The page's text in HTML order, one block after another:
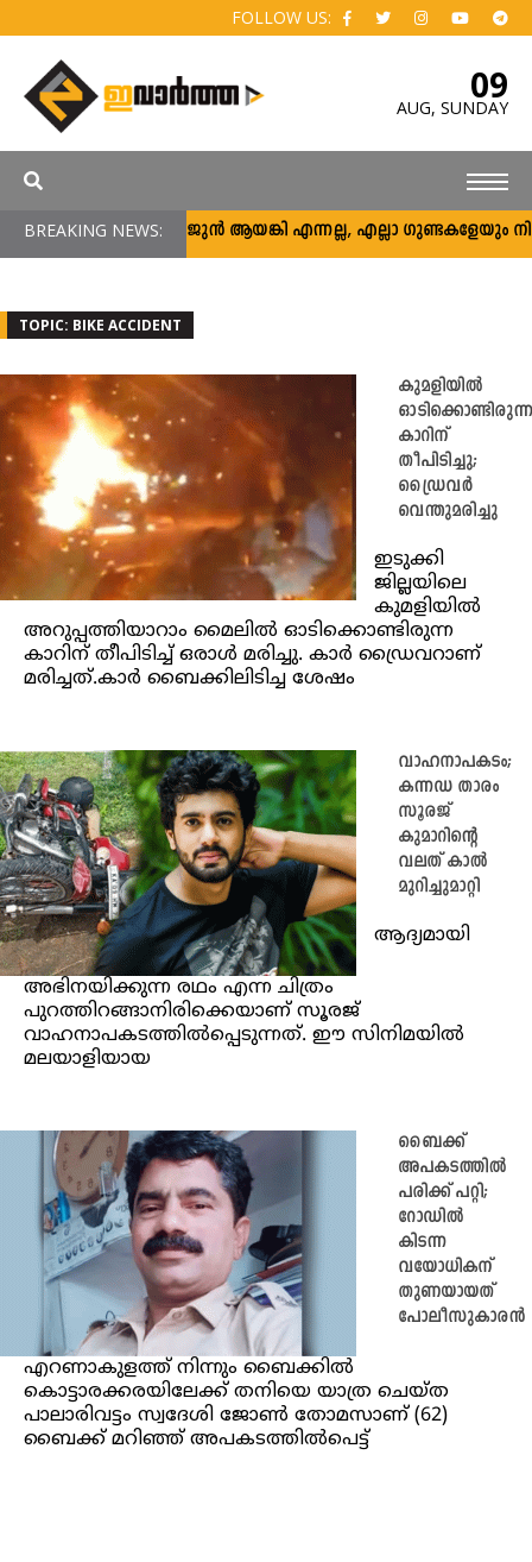
FOLLOW US:
09
AUG, SUNDAY
BREAKING NEWS:അര്‍ജുന്‍ ആയങ്കി എന്നല്ല, എല്ലാ ഗുണ്ടകളേയും
TOPIC: BIKE ACCIDENT
കുമളിയിൽ
ഓടിക്കൊണ്ടിരുന്ന
കാറിന്
തീപിടിച്ചു;
ഡ്രൈവര്‍
വെന്തുമരിച്ചു
ഇടുക്കി
ജില്ലയിലെ
കുമളിയില്‍
അറുപ്പത്തിയാറാം മൈലില്‍ ഓടിക്കൊണ്ടിരുന്ന
കാറിന് തീപിടിച്ച്‌ ഒരാള്‍ മരിച്ചു. കാര്‍ ഡ്രൈവറാണ്
മരിച്ചത്.കാര്‍ ബൈക്കിലിടിച്ച ശേഷം
വാഹനാപകടം;
കന്നഡ താരം
സൂരജ്
കുമാറിന്റെ
വലത് കാൽ
മുറിച്ചുമാറ്റി
ആദ്യമായി
അഭിനയിക്കുന്ന രഥം എന്ന ചിത്രം
പുറത്തിറങ്ങാനിരിക്കെയാണ് സൂരജ്
വാഹനാപകടത്തിൽപ്പെടുന്നത്. ഈ സിനിമയിൽ
മലയാളിയായ
ബൈക്ക്
അപകടത്തിൽ
പരിക്ക് പറ്റി;
റോഡിൽ
കിടന്ന
വയോധികന്
തുണയായത്
പോലീസുകാരൻ
എറണാകുളത്ത് നിന്നും ബൈക്കിൽ
കൊട്ടാരക്കരയിലേക്ക് തനിയെ യാത്ര ചെയ്ത
പാലാരിവട്ടം സ്വദേശി ജോൺ തോമസാണ് (62)
ബൈക്ക് മറിഞ്ഞ് അപകടത്തിൽപെട്ട്